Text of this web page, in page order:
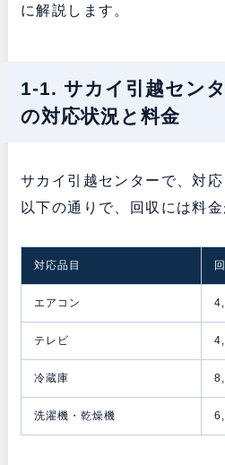
に解説します。
1-1. サカイ引越セン
の対応状況と料金
サカイ引越センターで、対
以下の通りで、回収には料金
対応品目
エアコン
テレビ
冷蔵庫
洗濯機・乾燥機